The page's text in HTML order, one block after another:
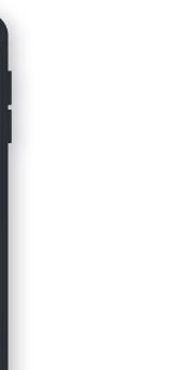
bilder og